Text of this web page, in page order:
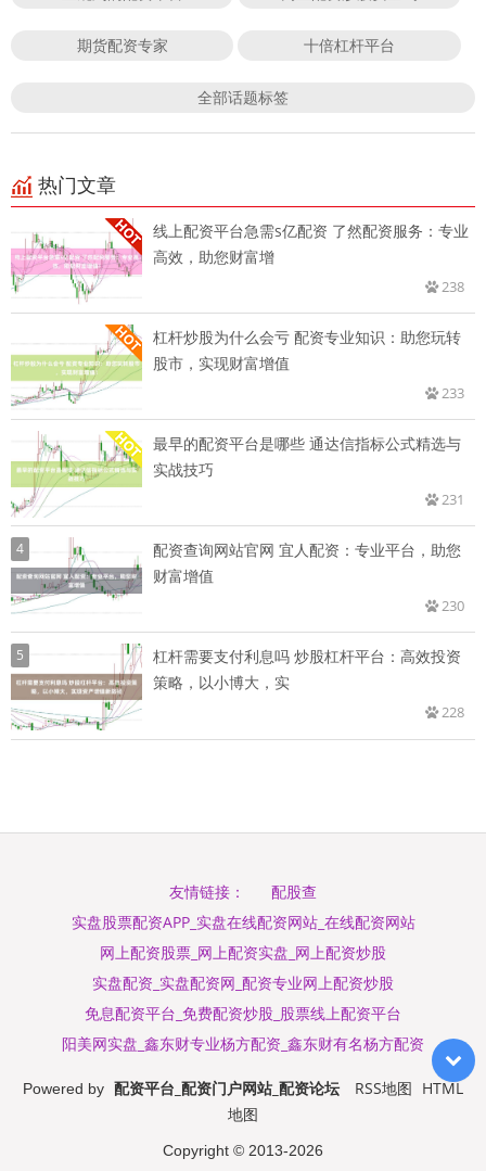
期货配资专家 十倍杠杆平台
全部话题标签
热门文章
线上配资平台急需s亿配资 了然配资服务：专业
高效，助您财富增
238
杠杆炒股为什么会亏 配资专业知识：助您玩转
股市，实现财富增值
233
最早的配资平台是哪些 通达信指标公式精选与
实战技巧
231
4
配资查询网站官网 宜人配资：专业平台，助您
财富增值
230
5
杠杆需要支付利息吗 炒股杠杆平台：高效投资
策略，以小博大，实
228
友情链接：
配股查
实盘股票配资APP_实盘在线配资网站_在线配资网站
网上配资股票_网上配资实盘_网上配资炒股
实盘配资_实盘配资网_配资专业网上配资炒股
免息配资平台_免费配资炒股_股票线上配资平台
阳美网实盘_鑫东财专业杨方配资_鑫东财有名杨方配资
Powered by 配资平台_配资门户网站_配资论坛 RSS地图 HTML
地图
Copyright © 2013-2026